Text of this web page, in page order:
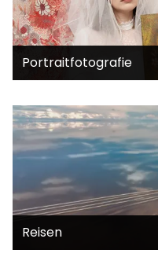
Portraitfotografie
Reisen